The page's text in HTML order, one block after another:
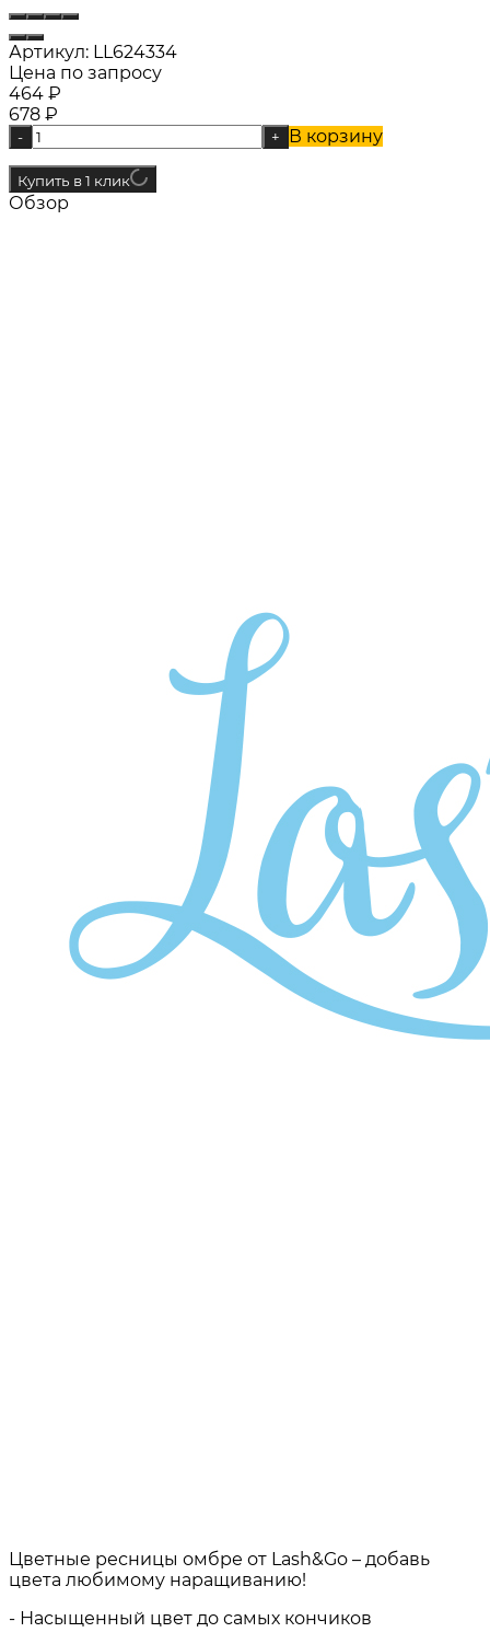
Артикул: LL624334
Цена по запросу
464 ₽
678 ₽
- + В корзину
Купить в 1 клик
Обзор
Цветные ресницы омбре от Lash&Go – добавь
цвета любимому наращиванию!
- Насыщенный цвет до самых кончиков